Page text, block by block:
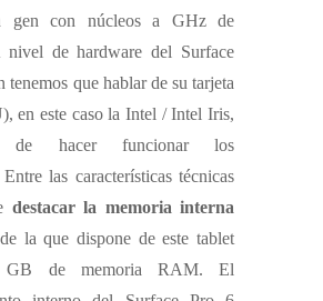
gen con núcleos a GHz de
nivel de hardware del Surface
tenemos que hablar de su tarjeta
en este caso la Intel / Intel Iris,
de hacer funcionar los
las características técnicas
destacar la memoria interna
de la que dispone de este tablet
de memoria RAM. El